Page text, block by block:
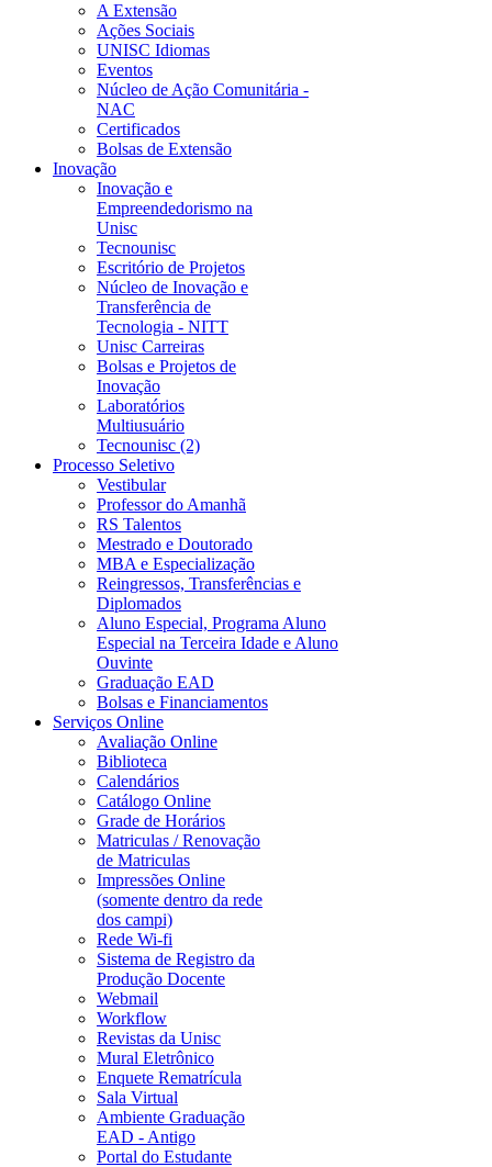
A Extensão
Ações Sociais
UNISC Idiomas
Eventos
Núcleo de Ação Comunitária -
NAC
Certificados
Bolsas de Extensão
Inovação
Inovação e
Empreendedorismo na
Unisc
Tecnounisc
Escritório de Projetos
Núcleo de Inovação e
Transferência de
Tecnologia - NITT
Unisc Carreiras
Bolsas e Projetos de
Inovação
Laboratórios
Multiusuário
Tecnounisc (2)
Processo Seletivo
Vestibular
Professor do Amanhã
RS Talentos
Mestrado e Doutorado
MBA e Especialização
Reingressos, Transferências e
Diplomados
Aluno Especial, Programa Aluno
Especial na Terceira Idade e Aluno
Ouvinte
Graduação EAD
Bolsas e Financiamentos
Serviços Online
Avaliação Online
Biblioteca
Calendários
Catálogo Online
Grade de Horários
Matriculas / Renovação
de Matriculas
Impressões Online
(somente dentro da rede
dos campi)
Rede Wi-fi
Sistema de Registro da
Produção Docente
Webmail
Workflow
Revistas da Unisc
Mural Eletrônico
Enquete Rematrícula
Sala Virtual
Ambiente Graduação
EAD - Antigo
Portal do Estudante